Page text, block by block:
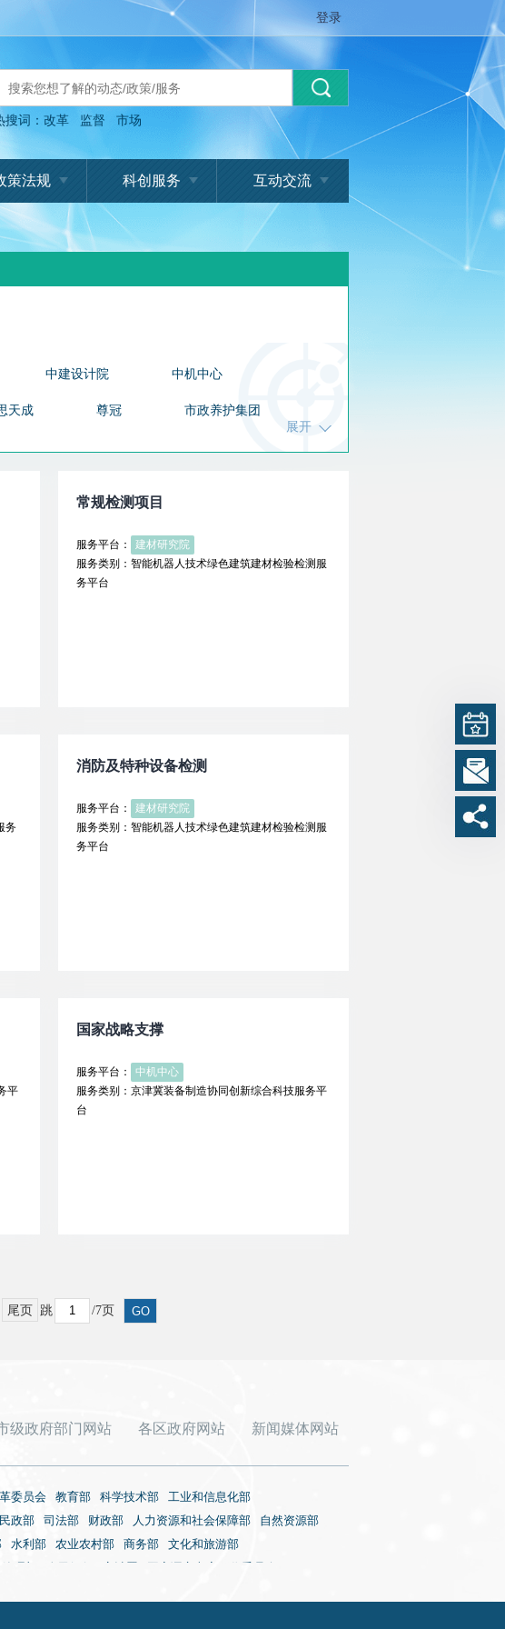
登录
搜词：改革 监督 市场
策法规 科创服务 互动交流
中建设计院 中机中心
天成 尊冠 市政养护集团
展开
常规检测项目
服务平台：
建材研究院
服务类别：智能机器人技术绿色建筑建材检验检测服
务平台
务
消防及特种设备检测
服务平台：
建材研究院
服务类别：智能机器人技术绿色建筑建材检验检测服
务平台
平
国家战略支撑
服务平台：
中机中心
服务类别：京津冀装备制造协同创新综合科技服务平
台
尾页 跳 /7页 GO
级政府部门网站 各区政府网站 新闻媒体网站
委员会 教育部 科学技术部
工业和信息化部
民政部 司法部 财政部 人力资源和社会保障部
自然资源部
水利部 农业农村部 商务部
文化和旅游部